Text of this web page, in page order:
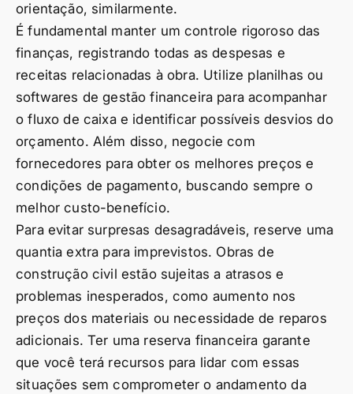
orientação, similarmente.
É fundamental manter um controle rigoroso das
finanças, registrando todas as despesas e
receitas relacionadas à obra. Utilize planilhas ou
softwares de gestão financeira para acompanhar
o fluxo de caixa e identificar possíveis desvios do
orçamento. Além disso, negocie com
fornecedores para obter os melhores preços e
condições de pagamento, buscando sempre o
melhor custo-benefício.
Para evitar surpresas desagradáveis, reserve uma
quantia extra para imprevistos. Obras de
construção civil estão sujeitas a atrasos e
problemas inesperados, como aumento nos
preços dos materiais ou necessidade de reparos
adicionais. Ter uma reserva financeira garante
que você terá recursos para lidar com essas
situações sem comprometer o andamento da